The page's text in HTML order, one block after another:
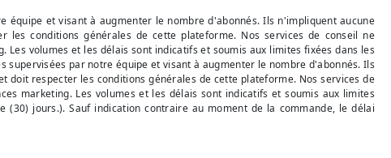
équipe et visant à augmenter le nombre d'abonnés. Ils n'impliquent aucune
conditions générales de cette plateforme. Nos services de conseil ne
volumes et les délais sont indicatifs et soumis aux limites fixées dans les
par notre équipe et visant à augmenter le nombre d'abonnés. Ils
respecter les conditions générales de cette plateforme. Nos services de
marketing. Les volumes et les délais sont indicatifs et soumis aux limites
jours.). Sauf indication contraire au moment de la commande, le délai